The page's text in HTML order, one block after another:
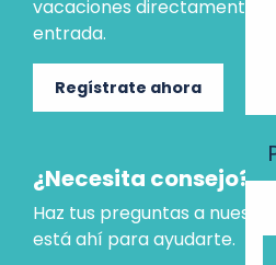
vacaciones directamente
entrada.
Regístrate ahora
¿Necesita consejo?
Haz tus preguntas a
está ahí para ayudarte.